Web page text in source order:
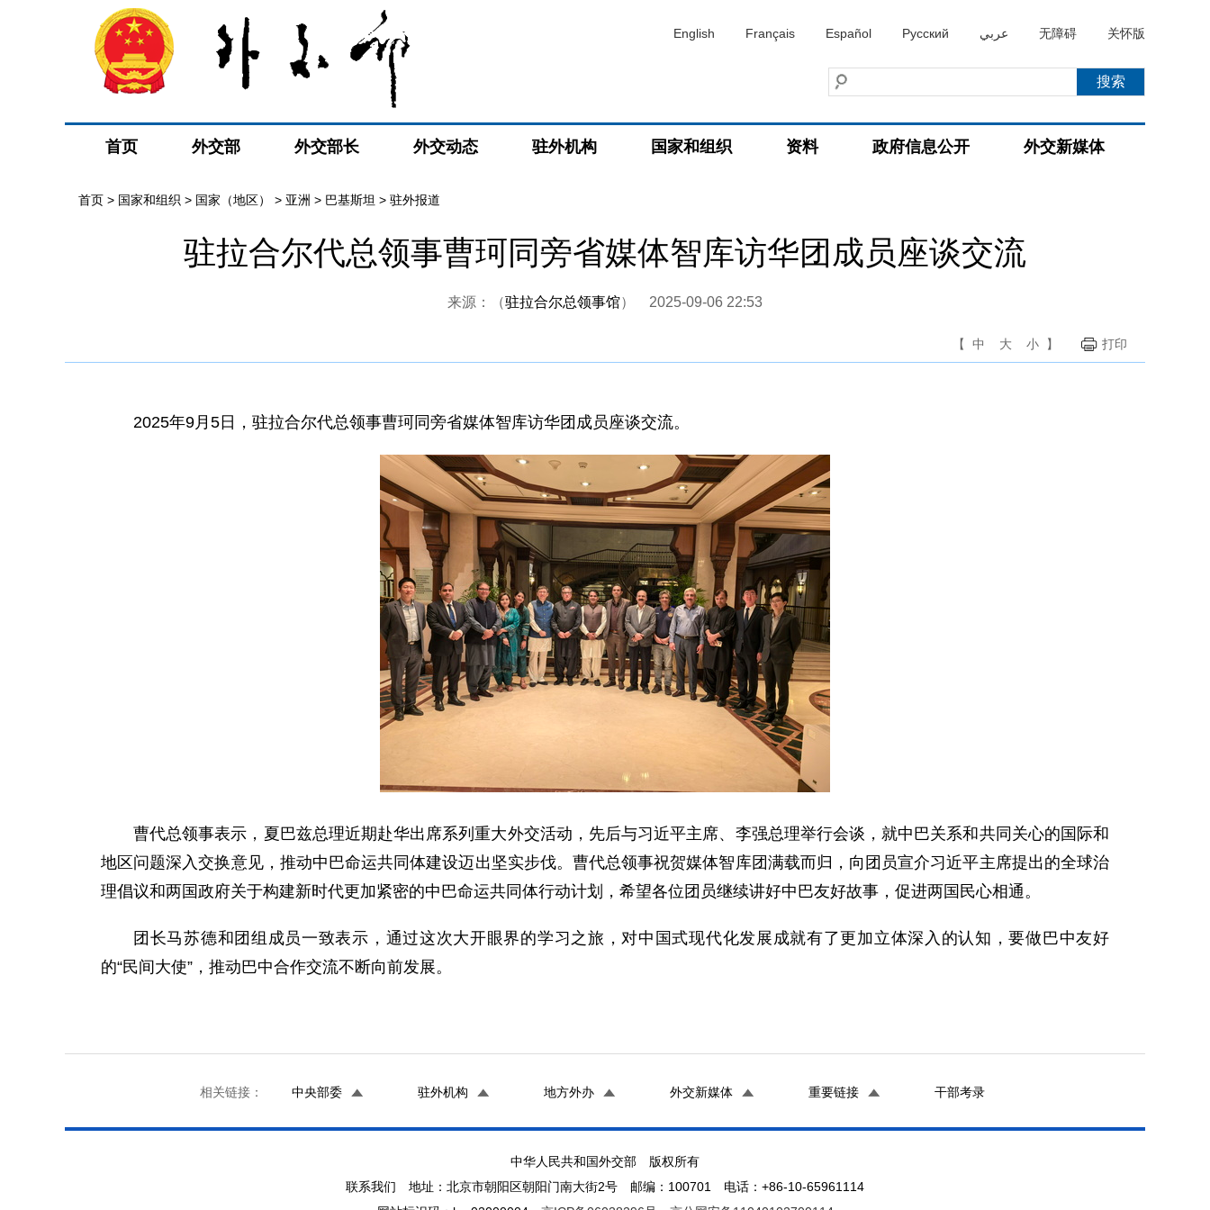
English Français Español Русский عربي 无障碍 关怀版
首页 外交部 外交部长 外交动态 驻外机构 国家和组织 资料 政府信息公开 外交新媒体
首页 > 国家和组织 > 国家（地区） > 亚洲 > 巴基斯坦 > 驻外报道
驻拉合尔代总领事曹珂同旁省媒体智库访华团成员座谈交流
来源：（驻拉合尔总领事馆） 2025-09-06 22:53
【 中 大 小 】 打印
2025年9月5日，驻拉合尔代总领事曹珂同旁省媒体智库访华团成员座谈交流。
曹代总领事表示，夏巴兹总理近期赴华出席系列重大外交活动，先后与习近平主席、李强总理举行会谈，就中巴关系和共同关心的国际和
地区问题深入交换意见，推动中巴命运共同体建设迈出坚实步伐。曹代总领事祝贺媒体智库团满载而归，向团员宣介习近平主席提出的全球治
理倡议和两国政府关于构建新时代更加紧密的中巴命运共同体行动计划，希望各位团员继续讲好中巴友好故事，促进两国民心相通。
团长马苏德和团组成员一致表示，通过这次大开眼界的学习之旅，对中国式现代化发展成就有了更加立体深入的认知，要做巴中友好
的“民间大使”，推动巴中合作交流不断向前发展。
相关链接： 中央部委 驻外机构 地方外办 外交新媒体 重要链接 干部考录
中华人民共和国外交部 版权所有
联系我们 地址：北京市朝阳区朝阳门南大街2号 邮编：100701 电话：+86-10-65961114